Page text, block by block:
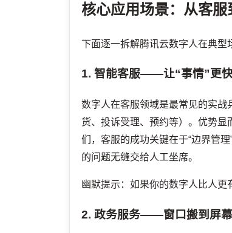
核心应用场景：从客
下面逐一拆解腾讯云数字人在典型
1. 智能客服——让“事情”更
数字人在客服领域是最常见的实
货、投诉受理、预约等）。优势
们，客服的成功关键在于“边界管
的问题无缝交给人工坐席。
幽默提示：如果你的数字人比人更
2. 政务服务——窗口搬到屏